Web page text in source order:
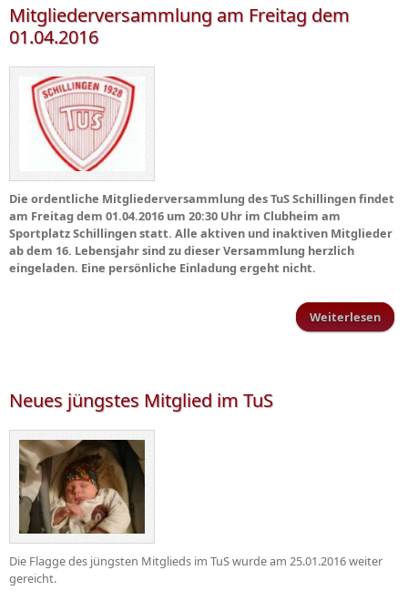
Mitgliederversammlung am Freitag dem
01.04.2016
Die ordentliche Mitgliederversammlung des TuS Schillingen findet
am Freitag dem 01.04.2016 um 20:30 Uhr im Clubheim am
Sportplatz Schillingen statt. Alle aktiven und inaktiven Mitglieder
ab dem 16. Lebensjahr sind zu dieser Versammlung herzlich
eingeladen. Eine persönliche Einladung ergeht nicht.
Weiterlesen
Neues jüngstes Mitglied im TuS
Die Flagge des jüngsten Mitglieds im TuS wurde am 25.01.2016 weiter
gereicht.